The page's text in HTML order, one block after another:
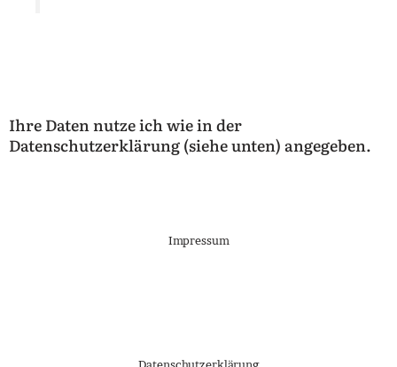
Ihre Daten nutze ich wie in der
Datenschutzerklärung (siehe unten) angegeben.
Impressum
Datenschutzerklärung